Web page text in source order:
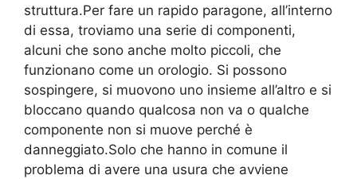
struttura.Per fare un rapido paragone, all’interno
di essa, troviamo una serie di componenti,
alcuni che sono anche molto piccoli, che
funzionano come un orologio. Si possono
sospingere, si muovono uno insieme all’altro e si
bloccano quando qualcosa non va o qualche
componente non si muove perché è
danneggiato.Solo che hanno in comune il
problema di avere una usura che avviene